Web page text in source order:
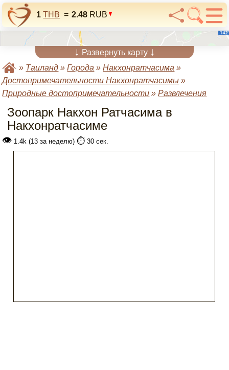
1 THB = 2.48 RUB
↓ Развернуть карту ↓
» Таиланд »Города »Накхонратчасима »
Достопримечательности Накхонратчасимы »
Природные достопримечательности »Развлечения
Зоопарк Накхон Ратчасима в
Накхонратчасиме
👁 1.4k (13 за неделю) ⏱️ 30 сек.